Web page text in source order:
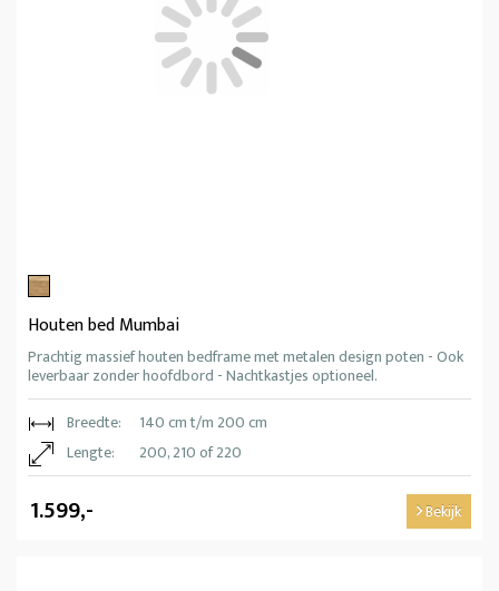
Houten bed Mumbai
Prachtig massief houten bedframe met metalen design poten - Ook
leverbaar zonder hoofdbord - Nachtkastjes optioneel.
Breedte:
140 cm t/m 200 cm
Lengte:
200, 210 of 220
1.599,- Bekijk